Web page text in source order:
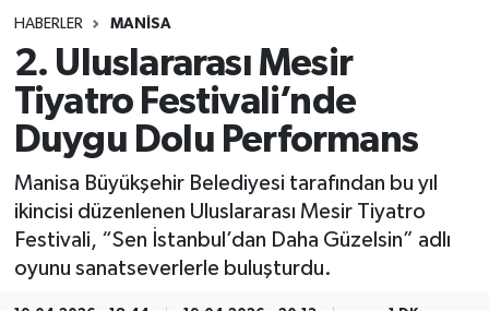
HABERLER MANISA
2. Uluslararası Mesir
Tiyatro Festivali’nde
Duygu Dolu Performans
Manisa Büyükşehir Belediyesi tarafından bu yıl
ikincisi düzenlenen Uluslararası Mesir Tiyatro
Festivali, “Sen İstanbul’dan Daha Güzelsin” adlı
oyunu sanatseverlerle buluşturdu.
Tüm Manşetler
Son Dakika Haberleri
Haber Arşivi